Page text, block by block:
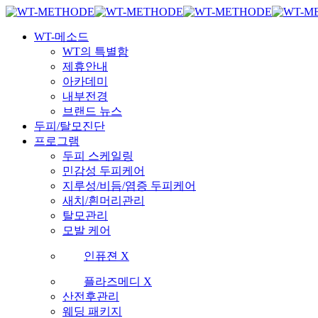
국내 최초 두피케어 브랜드 WT
국내 최초 두피케어 브랜드 WT
Skip
main
Menu
WT-메소드
WT의 특별함
제휴안내
아카데미
내부전경
브랜드 뉴스
두피/탈모진단
프로그램
두피 스케일링
민감성 두피케어
지루성/비듬/염증 두피케어
새치/흰머리관리
탈모관리
모발 케어
인퓨젼 X
플라즈메디 X
산전후관리
웨딩 패키지